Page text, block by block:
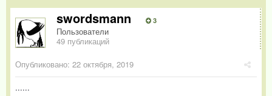
swordsmann 3
Пользователи
49 публикаций
Опубликовано: 22 октября, 2019
......